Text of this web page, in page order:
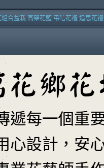
合盆栽 高架花籃 弔唁花禮 追思花禮